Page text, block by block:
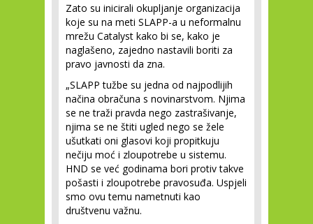
Zato su inicirali okupljanje organizacija
koje su na meti SLAPP-a u neformalnu
mrežu Catalyst kako bi se, kako je
naglašeno, zajedno nastavili boriti za
pravo javnosti da zna.
„SLAPP tužbe su jedna od najpodlijih
načina obračuna s novinarstvom. Njima
se ne traži pravda nego zastrašivanje,
njima se ne štiti ugled nego se žele
ušutkati oni glasovi koji propitkuju
nečiju moć i zloupotrebe u sistemu.
HND se već godinama bori protiv takve
pošasti i zloupotrebe pravosuđa. Uspjeli
smo ovu temu nametnuti kao
društvenu važnu.